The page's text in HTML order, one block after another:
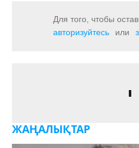
Для того, чтобы
авторизуйтесь
или
ЖАҢАЛЫҚТАР